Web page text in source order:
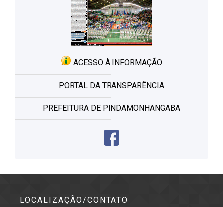
ACESSO À INFORMAÇÃO
PORTAL DA TRANSPARÊNCIA
PREFEITURA DE PINDAMONHANGABA
LOCALIZAÇÃO/CONTATO